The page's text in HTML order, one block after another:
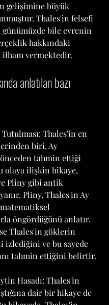
gelişimine büyük
Thales'in felsefi
bile evrenin
hakkındaki
ilham vermektedir.
anlatılan bazı
Tutulması: Thales'in en
biri, Ay
tahmin ettiği
olaya ilişkin hikaye,
Pliny gibi antik
Pliny, Thales'in Ay
öngördüğünü anlatır.
Thales'in göklerin
izlediğini ve bu sayede
tahmin ettiğini belirtir.
Hasadı: Thales'in
dair bir hikaye de